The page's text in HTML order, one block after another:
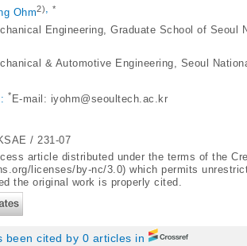
Ohm2), *
Engineering, Graduate School of
& Automotive Engineering, Seoul
* E-mail: iyohm@seoultech.ac.kr
/ 231-07
article distributed under the terms of the
licenses/by-nc/3.0) which permits
the original work is properly cited.
been cited by 0 articles in